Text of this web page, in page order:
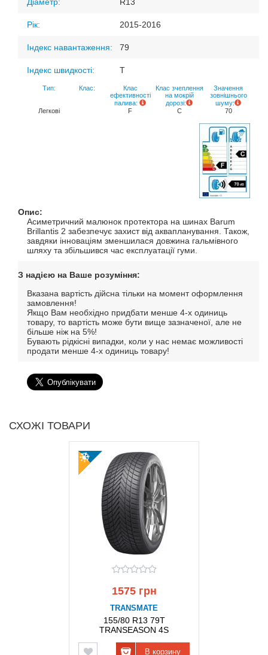
Рік: 2015-2016
Індекс навантаження: 79
Індекс швидкості: T
Тип:
Легкові
Клас:
Клас
ефективності
палива:
F
Клас зчеплення
на мокрій
дорозі:
C
Значення
зовнішнього
шуму:
70
Опис:
Асиметричний малюнок протектора на шинах Barum
Brillantis 2 забезпечує захист від аквапланування. Також,
завдяки інноваціям зменшилася довжина гальмівного
шляху та збільшився час експлуатації гуми.
З надією на Ваше розуміння:
Вказана вартість дійсна тільки на момент оформлення
замовлення!
Якщо Вам необхідно придбати менше 4-х одиниць
товару, то вартість може бути вище зазначеної, але не
більше ніж на 5%!
Бувають рідкісні випадки, коли у нас немає можливості
продати менше 4-х одиниць товару!
СХОЖІ ТОВАРИ
1575 грн
TRANSMATE
155/80 R13 79T
TRANSEASON 4S
В корзину